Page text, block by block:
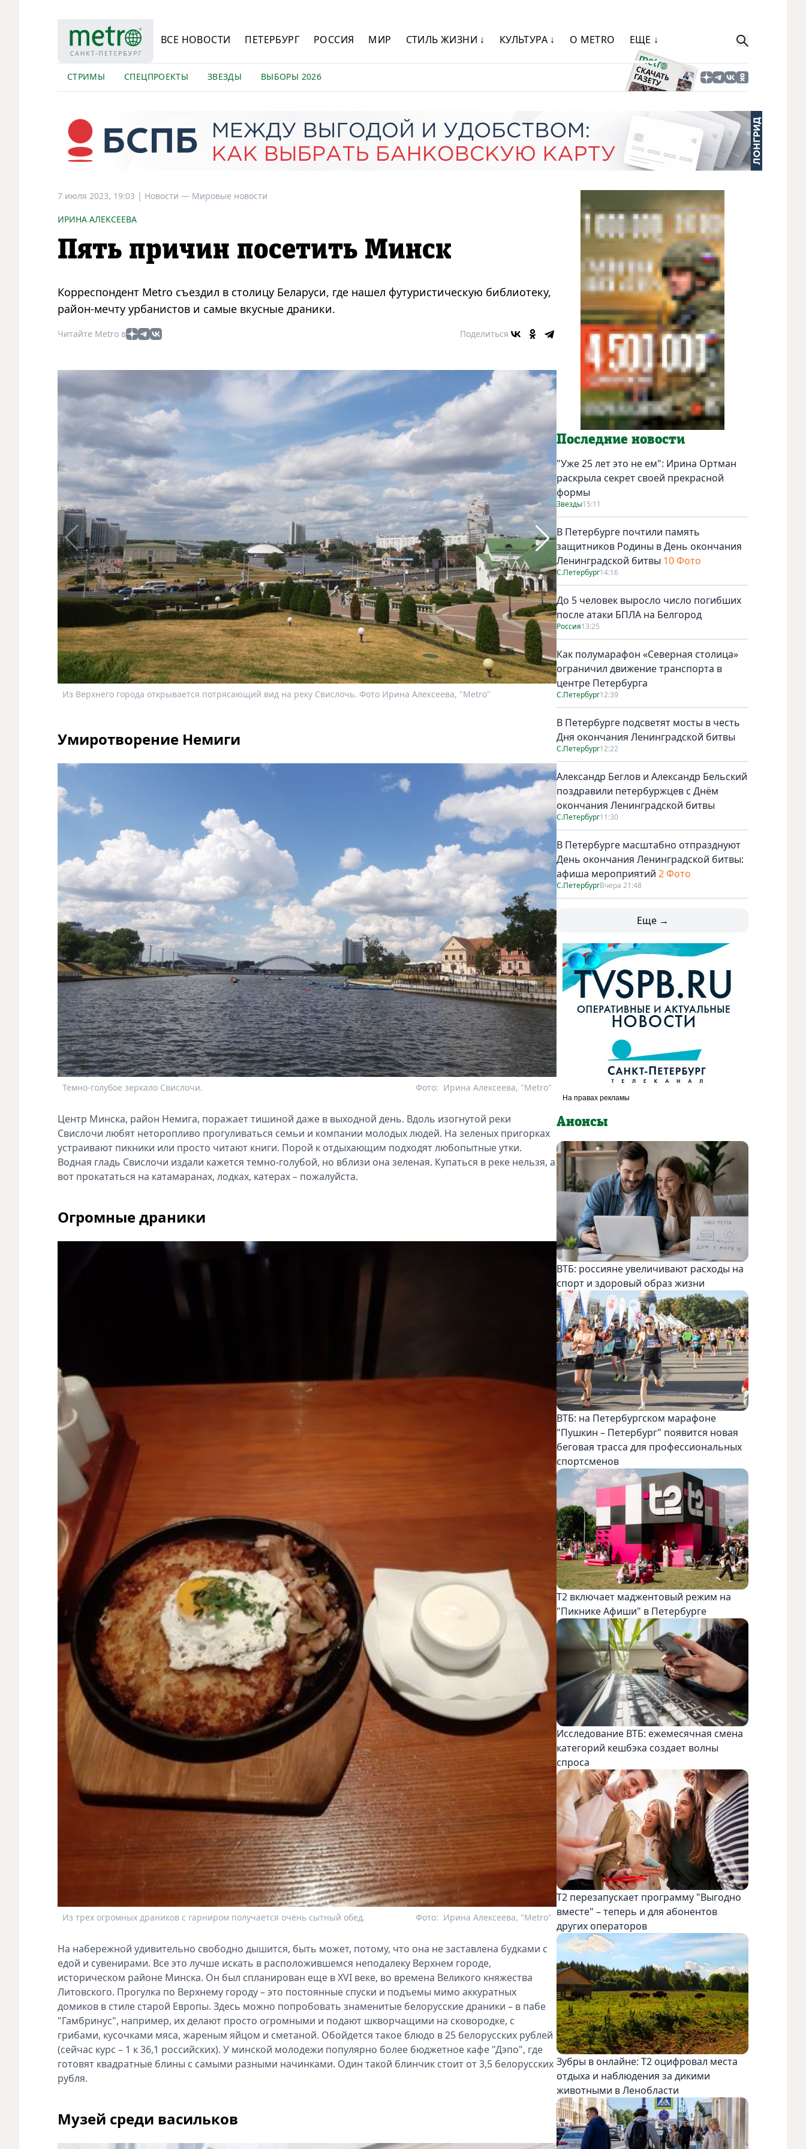
ВСЕ НОВОСТИ ПЕТЕРБУРГ РОССИЯ МИР СТИЛЬ ЖИЗНИ ↓ КУЛЬТУРА ↓ О METRO ЕЩЕ ↓
СТРИМЫ СПЕЦПРОЕКТЫ ЗВЕЗДЫ ВЫБОРЫ 2026
7 июля 2023, 19:03 | Новости — Мировые новости
ИРИНА АЛЕКСЕЕВА
Пять причин посетить Минск
Корреспондент Metro съездил в столицу Беларуси, где нашел футуристическую библиотеку,
район-мечту урбанистов и самые вкусные драники.
Читайте Metro в Поделиться
Из Верхнего города открывается потрясающий вид на реку Свислочь. Фото Ирина Алексеева, "Metro" Темно-голубое зеркало Свислочи. Фото Ирина
Умиротворение Немиги
Темно-голубое зеркало Свислочи. Ирина Алексеева, "Metro"
Фото:
Центр Минска, район Немига, поражает тишиной даже в выходной день. Вдоль изогнутой реки
Свислочи любят неторопливо прогуливаться семьи и компании молодых людей. На зеленых пригорках
устраивают пикники или просто читают книги. Порой к отдыхающим подходят любопытные утки.
Водная гладь Свислочи издали кажется темно-голубой, но вблизи она зеленая. Купаться в реке нельзя, а
вот прокататься на катамаранах, лодках, катерах – пожалуйста.
Огромные драники
Из трех огромных драников с гарниром получается очень сытный обед. Ирина Алексеева, "Metro"
Фото:
На набережной удивительно свободно дышится, быть может, потому, что она не заставлена будками с
едой и сувенирами. Все это лучше искать в расположившемся неподалеку Верхнем городе,
историческом районе Минска. Он был спланирован еще в XVI веке, во времена Великого княжества
Литовского. Прогулка по Верхнему городу – это постоянные спуски и подъемы мимо аккуратных
домиков в стиле старой Европы. Здесь можно попробовать знаменитые белорусские драники – в пабе
"Гамбринус", например, их делают просто огромными и подают шкворчащими на сковородке, с
грибами, кусочками мяса, жареным яйцом и сметаной. Обойдется такое блюдо в 25 белорусских рублей
(сейчас курс – 1 к 36,1 российских). У минской молодежи популярно более бюджетное кафе "Дэпо", где
готовят квадратные блины с самыми разными начинками. Один такой блинчик стоит от 3,5 белорусских
рубля.
Музей среди васильков
Последние новости
"Уже 25 лет это не ем": Ирина Ортман
раскрыла секрет своей прекрасной
формы
Звезды15:11
В Петербурге почтили память
защитников Родины в День окончания
Ленинградской битвы 10 Фото
С.Петербург14:16
До 5 человек выросло число погибших
после атаки БПЛА на Белгород
Россия13:25
Как полумарафон «Северная столица»
ограничил движение транспорта в
центре Петербурга
С.Петербург12:39
В Петербурге подсветят мосты в честь
Дня окончания Ленинградской битвы
С.Петербург12:22
Александр Беглов и Александр Бельский
поздравили петербуржцев с Днём
окончания Ленинградской битвы
С.Петербург11:30
В Петербурге масштабно отпразднуют
День окончания Ленинградской битвы:
афиша мероприятий 2 Фото
С.ПетербургВчера 21:48
Еще →
Анонсы
ВТБ: россияне увеличивают расходы на
спорт и здоровый образ жизни
ВТБ: на Петербургском марафоне
"Пушкин – Петербург" появится новая
беговая трасса для профессиональных
спортсменов
Т2 включает маджентовый режим на
"Пикнике Афиши" в Петербурге
Исследование ВТБ: ежемесячная смена
категорий кешбэка создает волны
спроса
Т2 перезапускает программу "Выгодно
вместе" – теперь и для абонентов
других операторов
Зубры в онлайне: Т2 оцифровал места
отдыха и наблюдения за дикими
животными в Ленобласти